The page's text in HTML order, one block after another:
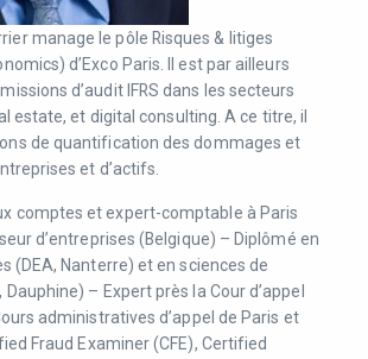
manage le pôle Risques & litiges
d’Exco Paris. Il est par ailleurs
d’audit IFRS dans les secteurs
estate, et digital consulting. A ce titre, il
de quantification des dommages et
et d’actifs.
comptes et expert-comptable à Paris
d’entreprises (Belgique) – Diplômé en
(DEA, Nanterre) et en sciences de
– Expert près la Cour d’appel
administratives d’appel de Paris et
Fraud Examiner (CFE), Certified